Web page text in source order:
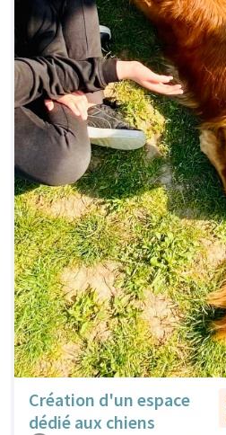
Création d'un espace
dédié aux chiens